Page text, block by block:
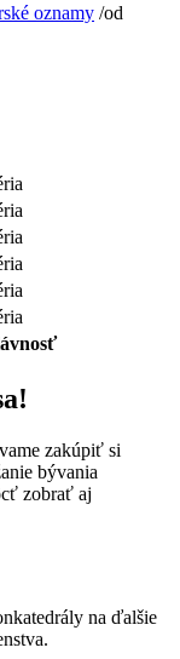
oznamy /od
zakúpiť si
bývania
zobrať aj
na ďalšie